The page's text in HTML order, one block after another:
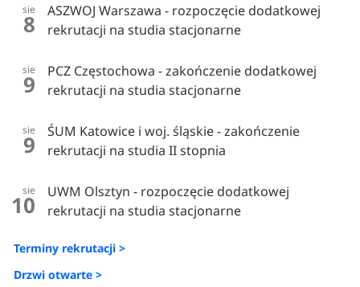
sie
8
ASZWOJ Warszawa - rozpoczęcie dodatkowej
rekrutacji na studia stacjonarne
sie
9
PCZ Częstochowa - zakończenie dodatkowej
rekrutacji na studia stacjonarne
sie
9
ŚUM Katowice i woj. śląskie - zakończenie
rekrutacji na studia II stopnia
sie
10
UWM Olsztyn - rozpoczęcie dodatkowej
rekrutacji na studia stacjonarne
Terminy rekrutacji >
Drzwi otwarte >